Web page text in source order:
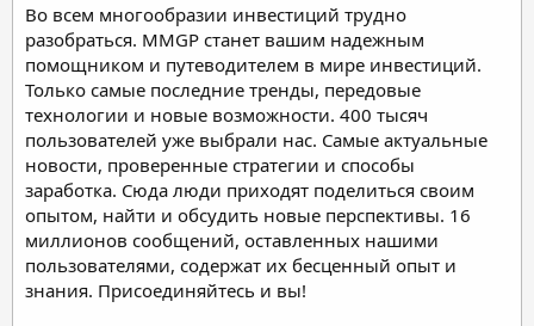
Во всем многообразии инвестиций трудно
разобраться. MMGP станет вашим надежным
помощником и путеводителем в мире инвестиций.
Только самые последние тренды, передовые
технологии и новые возможности. 400 тысяч
пользователей уже выбрали нас. Самые актуальные
новости, проверенные стратегии и способы
заработка. Сюда люди приходят поделиться своим
опытом, найти и обсудить новые перспективы. 16
миллионов сообщений, оставленных нашими
пользователями, содержат их бесценный опыт и
знания. Присоединяйтесь и вы!